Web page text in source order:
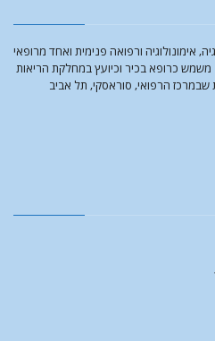
אימונולוגיה ורפואה פנימית ואחד מרופאי
כרופא בכיר וכיועץ במחלקת הריאות
שבמרכז הרפואי, סוראסקי, תל אביב